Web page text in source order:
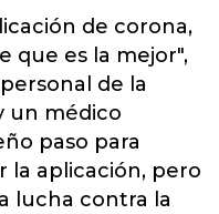
de corona,
que es la mejor",
de la
un médico
paso para
la aplicación, pero
lucha contra la